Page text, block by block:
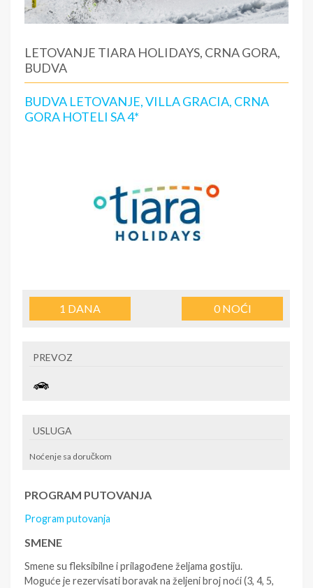
LETOVANJE TIARA HOLIDAYS, CRNA GORA,
BUDVA
BUDVA LETOVANJE, VILLA GRACIA, CRNA
GORA HOTELI SA 4*
1 DANA 0NOĆI
PREVOZ
USLUGA
Noćenje sa doručkom
PROGRAM PUTOVANJA
Program putovanja
SMENE
Smene su fleksibilne i prilagođene željama gostiju.
Moguće je rezervisati boravak na željeni broj noći (3, 4, 5,